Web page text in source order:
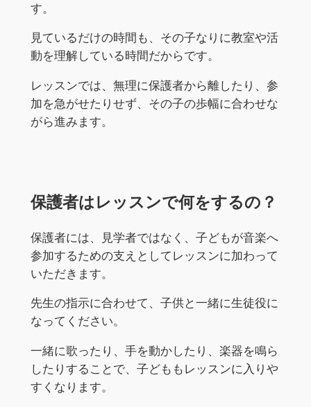
す。
見ているだけの時間も、その子なりに教室や活
動を理解している時間だからです。
レッスンでは、無理に保護者から離したり、参
加を急がせたりせず、その子の歩幅に合わせな
がら進みます。
保護者はレッスンで何をするの？
保護者には、見学者ではなく、子どもが音楽へ
参加するための支えとしてレッスンに加わって
いただきます。
先生の指示に合わせて、子供と一緒に生徒役に
なってください。
一緒に歌ったり、手を動かしたり、楽器を鳴ら
したりすることで、子どももレッスンに入りや
すくなります。